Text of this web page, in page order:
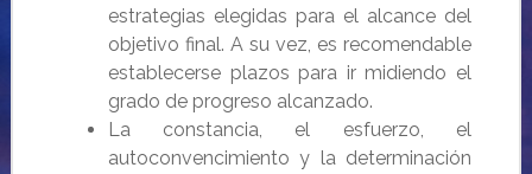
estrategias elegidas para el alcance del
objetivo final. A su vez, es recomendable
establecerse plazos para ir midiendo el
grado de progreso alcanzado.
La constancia, el esfuerzo, el
autoconvencimiento y la determinación